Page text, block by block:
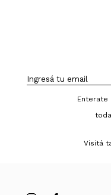
Enterate
Visitá